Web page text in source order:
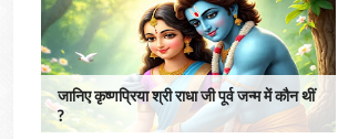
जानिए कृष्णप्रिया श्री राधा जी पूर्व जन्म में कौन थीं
?